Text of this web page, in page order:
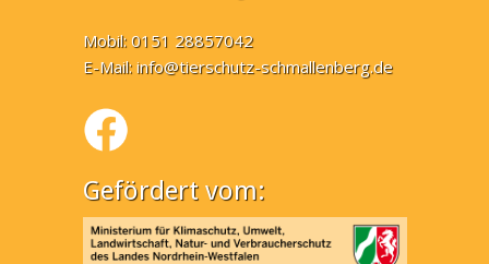
Mobil: 0151 28857042
E-Mail:info@tierschutz-schmallenberg.de
Gefördert vom: